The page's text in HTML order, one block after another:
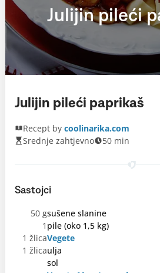
Julijin pileći
Julijin pileći paprikaš
Recept by coolinarika.com
Srednje zahtjevno
50 min
Sastojci
50 gsušene slanine
1 pile (oko 1,5 kg)
1 žlicaVegete
1 žlicaulja
sol